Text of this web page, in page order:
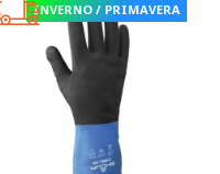
INVERNO / PRIMAVERA